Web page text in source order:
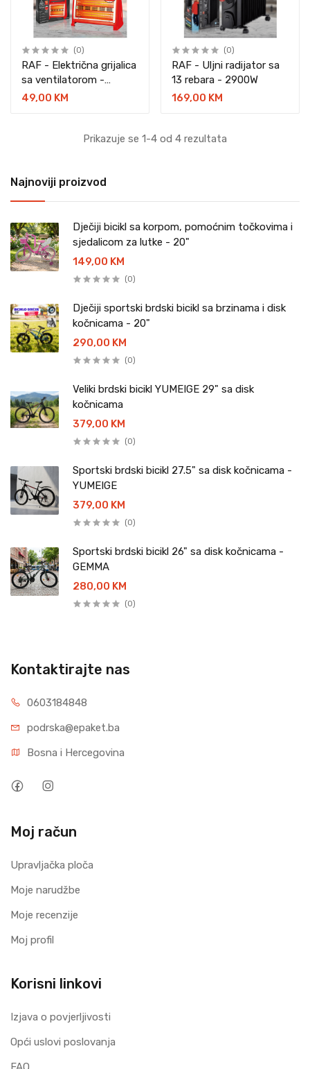
Najnoviji proizvod
Dječiji bicikl sa korpom, pomoćnim točkovima i
sjedalicom za lutke - 20"
149,00 KM
(0)
Dječiji sportski brdski bicikl sa brzinama i disk
kočnicama - 20"
290,00 KM
(0)
Veliki brdski bicikl YUMEIGE 29" sa disk
kočnicama
379,00 KM
(0)
Sportski brdski bicikl 27.5" sa disk kočnicama -
YUMEIGE
379,00 KM
(0)
Sportski brdski bicikl 26" sa disk kočnicama -
GEMMA
280,00 KM
(0)
(0)
RAF - Električna grijalica
sa ventilatorom -
2400W
49,00 KM
(0)
RAF - Uljni radijator sa
13 rebara - 2900W
169,00 KM
Prikazuje se 1-4 od 4 rezultata
Kontaktirajte nas
0603184848
podrska@epaket.ba
Bosna i Hercegovina
Moj račun
Upravljačka ploča
Moje narudžbe
Moje recenzije
Moj profil
Korisni linkovi
Izjava o povjerljivosti
Opći uslovi poslovanja